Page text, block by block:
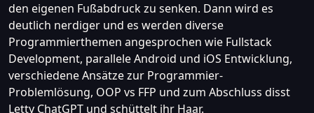
den eigenen Fußabdruck zu senken. Dann wird es
deutlich nerdiger und es werden diverse
Programmierthemen angesprochen wie Fullstack
Development, parallele Android und iOS Entwicklung,
verschiedene Ansätze zur Programmier-
Problemlösung, OOP vs FFP und zum Abschluss disst
Letty ChatGPT und schüttelt ihr Haar.